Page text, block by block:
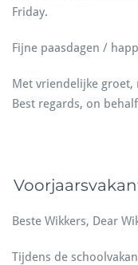
Friday.
Fijne paasdagen /
Met vriendelijke groet,
Best regards, on
Beste Wikkers, Dear
Tijdens de